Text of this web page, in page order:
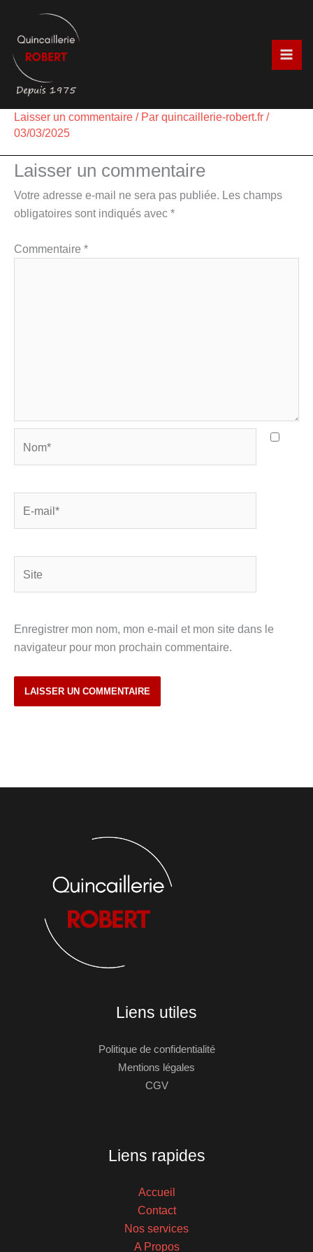
contenu
Laisser un commentaire / Par quincaillerie-robert.fr /
03/03/2025
Laisser un commentaire
Votre adresse e-mail ne sera pas publiée. Les champs
obligatoires sont indiqués avec *
Commentaire *
mail*
Enregistrer mon nom, mon e-mail et mon site dans le
navigateur pour mon prochain commentaire.
Liens utiles
Politique de confidentialité
Mentions légales
CGV
Liens rapides
Accueil
Contact
Nos services
A Propos